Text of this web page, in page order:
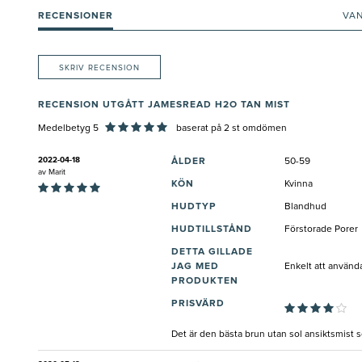
RECENSIONER
SKRIV RECENSION
RECENSION UTGÅTT JAMESREAD H2O TAN MIST
Medelbetyg 5 baserat på 2 st omdömen
2022-04-18
av Marit
ÅLDER 50-59
KÖN Kvinna
HUDTYP Blandhud
HUDTILLSTÅND Förstorade Porer
DETTA GILLADE
JAG MED
PRODUKTEN
Enkelt att
PRISVÄRD
Det är den bästa brun utan sol ansiktsmist